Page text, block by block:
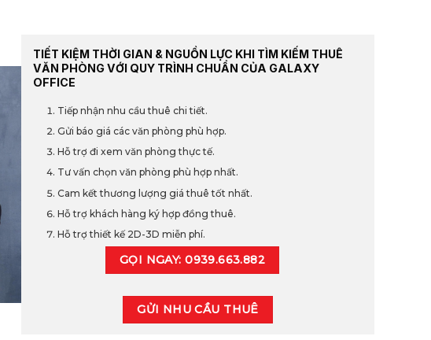
TIẾT KIỆM THỜI GIAN & NGUỒN LỰC KHI TÌM KIẾM THUÊ
VĂN PHÒNG VỚI QUY TRÌNH CHUẨN CỦA GALAXY
OFFICE
Tiếp nhận nhu cầu thuê chi tiết.
Gửi báo giá các văn phòng phù hợp.
Hỗ trợ đi xem văn phòng thực tế.
Tư vấn chọn văn phòng phù hợp nhất.
Cam kết thương lượng giá thuê tốt nhất.
Hỗ trợ khách hàng ký hợp đồng thuê.
Hỗ trợ thiết kế 2D-3D miễn phí.
GỌI NGAY: 0939.663.882
GỬI NHU CẦU THUÊ